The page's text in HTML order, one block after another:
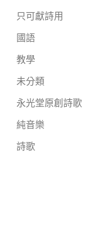
只可獻詩用
國語
教學
未分類
永光堂原創詩歌
純音樂
詩歌